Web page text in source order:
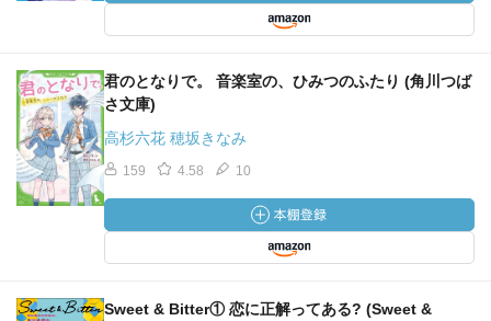
君のとなりで。 音楽室の、ひみつのふたり (角川つば
さ文庫)
高杉六花 穂坂きなみ
159 4.58 10
Sweet & Bitter① 恋に正解ってある? (Sweet &